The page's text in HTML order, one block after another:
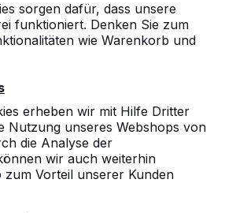
sorgen dafür, dass unsere
funktioniert. Denken Sie zum
wie Warenkorb und
erheben wir mit Hilfe Dritter
Nutzung unseres Webshops von
die Analyse der
wir auch weiterhin
zum Vorteil unserer Kunden